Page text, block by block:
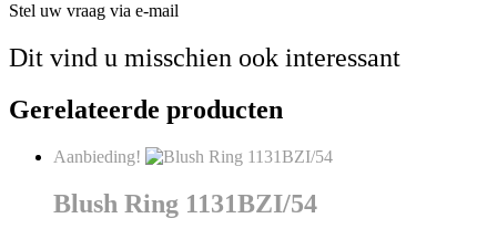
Stel uw vraag via e-mail
Dit vind u misschien ook interessant
Gerelateerde producten
Aanbieding!
Blush Ring 1131BZI/54